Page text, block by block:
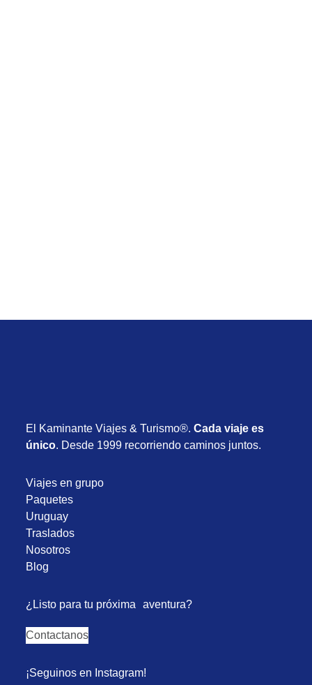
El Kaminante Viajes & Turismo®.Cada viaje es
único. Desde 1999 recorriendo caminos juntos.
Viajes en grupo
Paquetes
Uruguay
Traslados
Nosotros
Blog
¿Listo para tu próxima aventura?
Contactanos
¡Seguinos en Instagram!